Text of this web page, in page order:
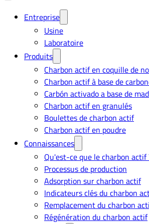
Entreprise
Usine
Laboratoire
Produits
Charbon actif en coquille de
Charbon actif à base de
Carbón activado a base de
Charbon actif en granulés
Boulettes de charbon actif
Charbon actif en poudre
Connaissances
Qu'est-ce que le charbon actif
Processus de production
Adsorption sur charbon actif
Indicateurs clés du charbon
Remplacement du charbon
Régénération du charbon actif